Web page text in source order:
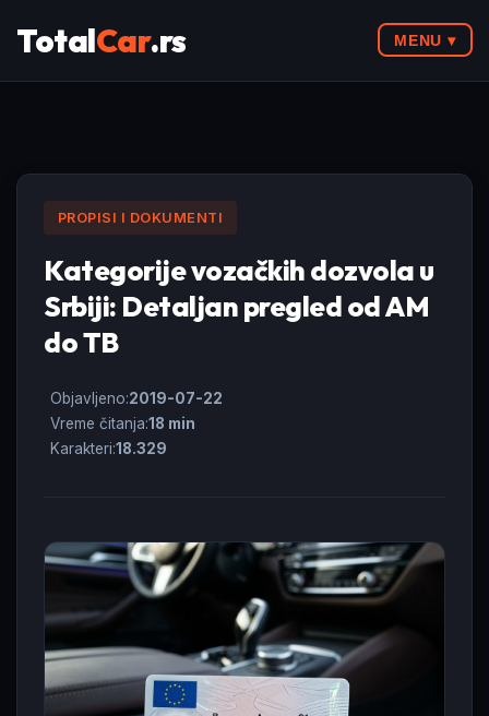
TotalCar.rs MENU ▾
PROPISI I DOKUMENTI
Kategorije vozačkih dozvola u
Srbiji: Detaljan pregled od AM
do TB
Objavljeno:2019-07-22
Vreme čitanja:18 min
Karakteri:18.329